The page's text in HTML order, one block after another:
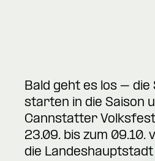
Bald geht es los – die
starten in die Saison
Cannstatter
23.09. bis zum 09.10.
die Landeshauptstadt